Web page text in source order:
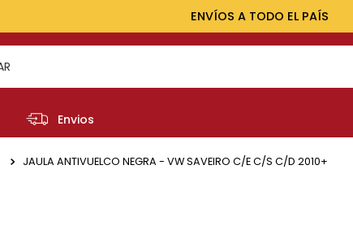
ENVÍOS A TODO EL PAÍS
Envios
JAULA ANTIVUELCO NEGRA - VW SAVEIRO C/E C/S C/D 2010+
2.
renault